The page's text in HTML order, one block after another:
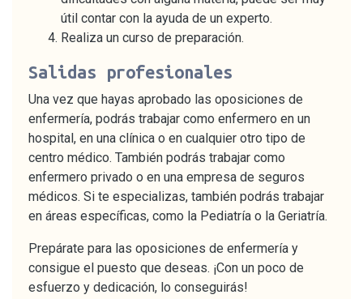
útil contar con la ayuda de un experto.
Realiza un curso de preparación.
Salidas profesionales
Una vez que hayas aprobado las oposiciones de
enfermería, podrás trabajar como enfermero en un
hospital, en una clínica o en cualquier otro tipo de
centro médico. También podrás trabajar como
enfermero privado o en una empresa de seguros
médicos. Si te especializas, también podrás trabajar
en áreas específicas, como la Pediatría o la Geriatría.
Prepárate para las oposiciones de enfermería y
consigue el puesto que deseas. ¡Con un poco de
esfuerzo y dedicación, lo conseguirás!